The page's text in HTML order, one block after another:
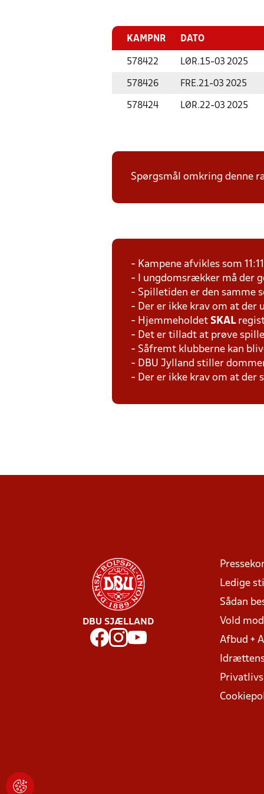
KAMPNR DATO
578422 LØR.15-03 2025
578426 FRE.21-03 2025
578424 LØR.22-03 2025
Spørgsmål omkring denne
- Kampene afvikles som
- I ungdomsrækker må der
- Spilletiden er den samme
- Der er ikke krav om at der
- Hjemmeholdet SKAL
- Det er tilladt at prøve
- Såfremt klubberne kan
- DBU Jylland stiller
- Der er ikke krav om at
DBU SJÆLLAND
Ledige
Sådan
Vold
Afbud +